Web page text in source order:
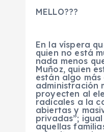
MELLO???
En la víspera
quien no está
nada menos
Muñoz, quien
están algo
administración
proyecten al
radicales a la
abiertas y
privadas”;
aquellas